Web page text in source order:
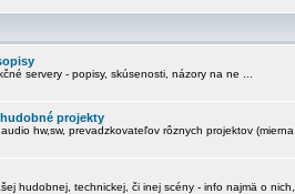
servery - popisy, skúsenosti, názory na ne ...
projekty
hw,sw, prevadzkovateľov rôznych projektov
hudobnej, technickej, či inej scény - info najmä o